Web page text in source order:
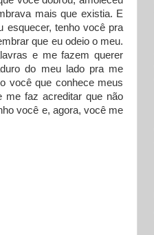
mais que existia. E
esquecer, tenho você pra
que eu odeio o meu.
e me fazem querer
do meu lado pra me
você que conhece meus
me faz acreditar que não
você e, agora, você me